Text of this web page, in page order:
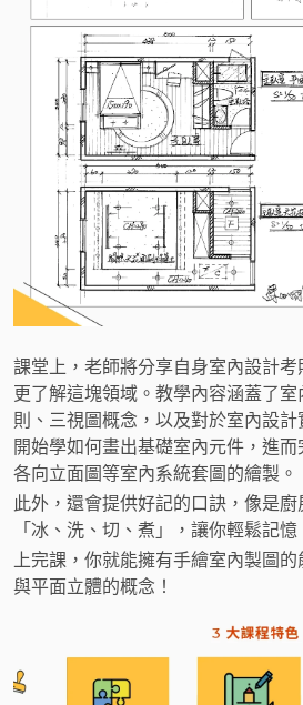
課堂上，老師將分享自身室內設計
更了解這塊領域。教學內容涵蓋了
則、三視圖概念，以及對於室內設
開始學如何畫出基礎室內元件，進而
各向立面圖等室內系統套圖的繪製。
此外，還會提供好記的口訣，像是
「冰、洗、切、煮」，讓你輕鬆記
上完課，你就能擁有手繪室內製圖
與平面立體的概念！